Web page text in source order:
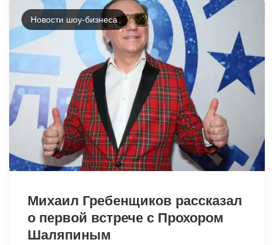
Новости шоу-бизнеса
Михаил Гребенщиков рассказал
о первой встрече с Прохором
Шаляпиным